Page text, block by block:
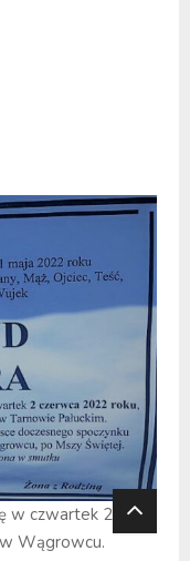
w czwartek 2
Wągrowcu.